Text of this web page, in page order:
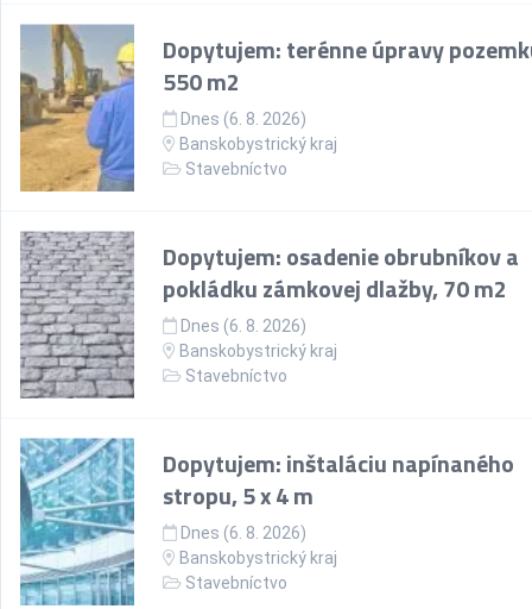
Dopytujem: terénne úpravy
550 m2
Dnes (6. 8. 2026)
Banskobystrický kraj
Stavebníctvo
Dopytujem: osadenie obrubníkov a
pokládku zámkovej dlažby, 70 m2
Dnes (6. 8. 2026)
Banskobystrický kraj
Stavebníctvo
Dopytujem: inštaláciu napínaného
stropu, 5 x 4 m
Dnes (6. 8. 2026)
Banskobystrický kraj
Stavebníctvo